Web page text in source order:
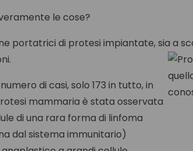
le cose?
portatrici di protesi impiantate, sia a
di casi, solo 173 in tutto, in
mammaria è stata osservata
di una rara forma di linfoma
dal sistema immunitario)